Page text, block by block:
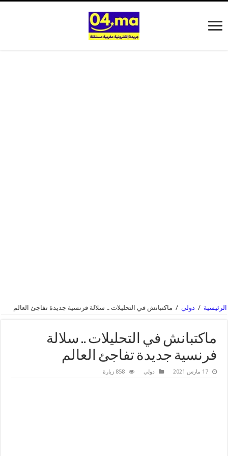
الرئيسية / دولي / ماكتبانش في التحليلات .. سلالة فرنسية جديدة تفاجئ العالم
ماكتبانش في التحليلات .. سلالة
فرنسية جديدة تفاجئ العالم
17 مارس 2021 دولي 858 زيارة